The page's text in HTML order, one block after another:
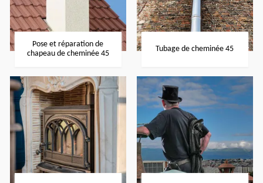
Pose et réparation de
chapeau de cheminée 45
Tubage de cheminée 45